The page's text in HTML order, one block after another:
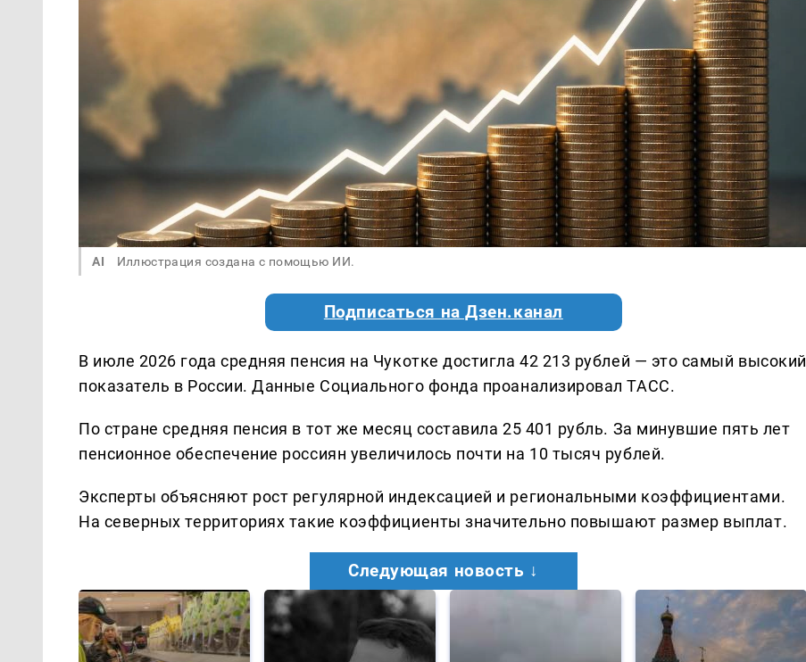
AI Иллюстрация создана с помощью ИИ.
Подписаться на Дзен.канал
В июле 2026 года средняя пенсия на Чукотке достигла 42 213 рублей — это самый высокий
показатель в России. Данные Социального фонда проанализировал ТАСС.
По стране средняя пенсия в тот же месяц составила 25 401 рубль. За минувшие пять лет
пенсионное обеспечение россиян увеличилось почти на 10 тысяч рублей.
Эксперты объясняют рост регулярной индексацией и региональными коэффициентами.
На северных территориях такие коэффициенты значительно повышают размер выплат.
Следующая новость ↓